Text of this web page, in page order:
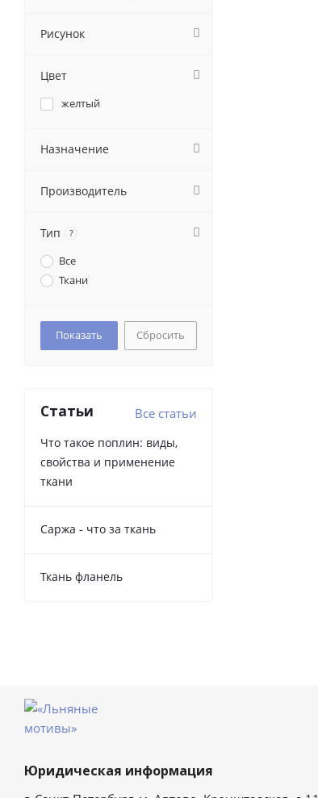
Рисунок
Цвет
желтый
Назначение
Производитель
Тип ?
Все
Ткани
Сбросить
Статьи Все статьи
Что такое поплин: виды,
свойства и применение
ткани
Саржа - что за ткань
Ткань фланель
Юридическая информация